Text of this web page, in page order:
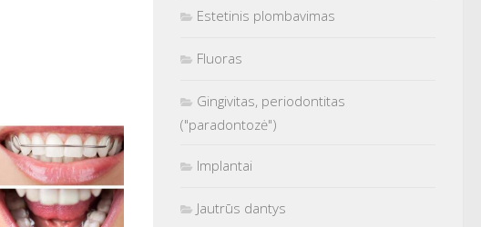
Estetinis plombavimas
Fluoras
Gingivitas, periodontitas
("paradontozė")
Implantai
Jautrūs dantys